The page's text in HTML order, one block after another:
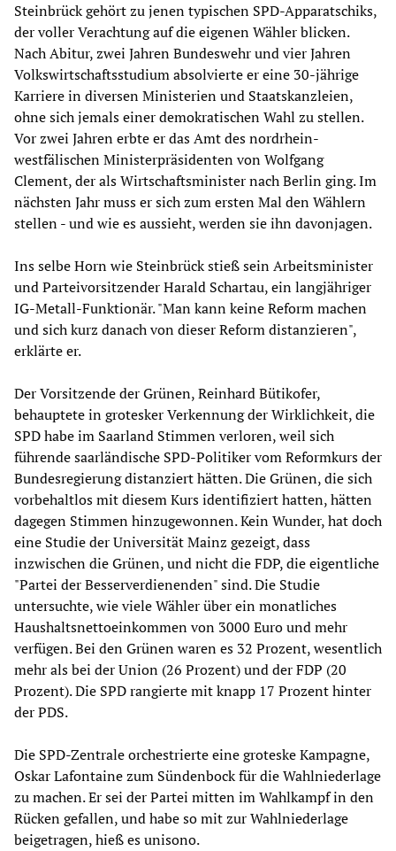
Steinbrück gehört zu jenen typischen SPD-Apparatschiks,
der voller Verachtung auf die eigenen Wähler blicken.
Nach Abitur, zwei Jahren Bundeswehr und vier Jahren
Volkswirtschaftsstudium absolvierte er eine 30-jährige
Karriere in diversen Ministerien und Staatskanzleien,
ohne sich jemals einer demokratischen Wahl zu stellen.
Vor zwei Jahren erbte er das Amt des nordrhein-
westfälischen Ministerpräsidenten von Wolfgang
Clement, der als Wirtschaftsminister nach Berlin ging. Im
nächsten Jahr muss er sich zum ersten Mal den Wählern
stellen - und wie es aussieht, werden sie ihn davonjagen.
Ins selbe Horn wie Steinbrück stieß sein Arbeitsminister
und Parteivorsitzender Harald Schartau, ein langjähriger
IG-Metall-Funktionär. "Man kann keine Reform machen
und sich kurz danach von dieser Reform distanzieren",
erklärte er.
Der Vorsitzende der Grünen, Reinhard Bütikofer,
behauptete in grotesker Verkennung der Wirklichkeit, die
SPD habe im Saarland Stimmen verloren, weil sich
führende saarländische SPD-Politiker vom Reformkurs der
Bundesregierung distanziert hätten. Die Grünen, die sich
vorbehaltlos mit diesem Kurs identifiziert hatten, hätten
dagegen Stimmen hinzugewonnen. Kein Wunder, hat doch
eine Studie der Universität Mainz gezeigt, dass
inzwischen die Grünen, und nicht die FDP, die eigentliche
"Partei der Besserverdienenden" sind. Die Studie
untersuchte, wie viele Wähler über ein monatliches
Haushaltsnettoeinkommen von 3000 Euro und mehr
verfügen. Bei den Grünen waren es 32 Prozent, wesentlich
mehr als bei der Union (26 Prozent) und der FDP (20
Prozent). Die SPD rangierte mit knapp 17 Prozent hinter
der PDS.
Die SPD-Zentrale orchestrierte eine groteske Kampagne,
Oskar Lafontaine zum Sündenbock für die Wahlniederlage
zu machen. Er sei der Partei mitten im Wahlkampf in den
Rücken gefallen, und habe so mit zur Wahlniederlage
beigetragen, hieß es unisono.